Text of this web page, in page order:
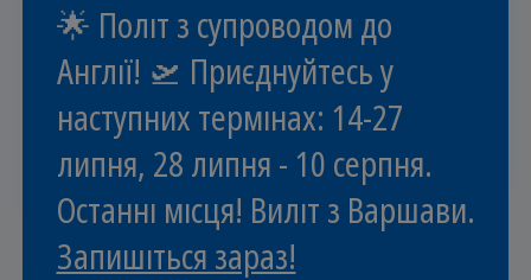
🌟 Політ з супроводом до
Англії! 🛫 Приєднуйтесь у
наступних термінах: 14-27
липня, 28 липня - 10 серпня.
Останні місця! Виліт з Варшави.
Запишіться зараз!